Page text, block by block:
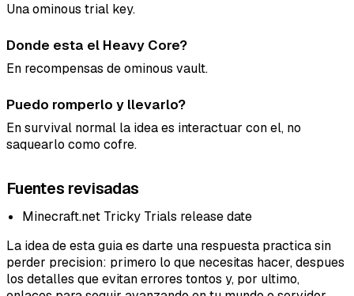
Una ominous trial key.
Donde esta el Heavy Core?
En recompensas de ominous vault.
Puedo romperlo y llevarlo?
En survival normal la idea es interactuar con el, no
saquearlo como cofre.
Fuentes revisadas
Minecraft.net Tricky Trials release date
La idea de esta guia es darte una respuesta practica sin
perder precision: primero lo que necesitas hacer, despues
los detalles que evitan errores tontos y, por ultimo,
Enviar feedback